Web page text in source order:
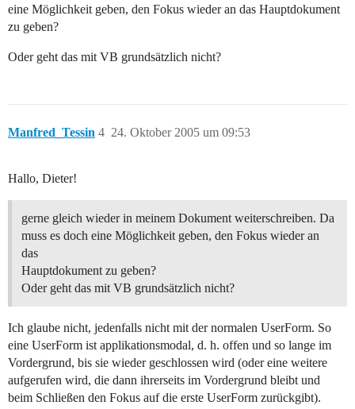
eine Möglichkeit geben, den Fokus wieder an das Hauptdokument
zu geben?
Oder geht das mit VB grundsätzlich nicht?
Manfred_Tessin 24. Oktober 2005 um 09:53
4
Hallo, Dieter!
gerne gleich wieder in meinem Dokument weiterschreiben. Da
muss es doch eine Möglichkeit geben, den Fokus wieder an
das
Hauptdokument zu geben?
Oder geht das mit VB grundsätzlich nicht?
Ich glaube nicht, jedenfalls nicht mit der normalen UserForm. So
eine UserForm ist applikationsmodal, d. h. offen und so lange im
Vordergrund, bis sie wieder geschlossen wird (oder eine weitere
aufgerufen wird, die dann ihrerseits im Vordergrund bleibt und
beim Schließen den Fokus auf die erste UserForm zurückgibt).